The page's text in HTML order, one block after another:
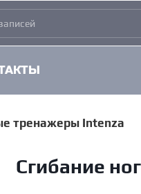
тренажеры Intenza
Сгибание